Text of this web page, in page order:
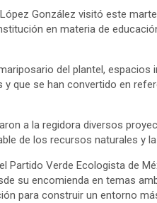
González visitó este
en materia de
del plantel,
y que se han convertido en
a la regidora diversos
de los recursos naturales y
Partido Verde Ecologista de
su encomienda en temas
para construir un entorno